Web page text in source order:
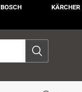
BOSCH KÄRCHER